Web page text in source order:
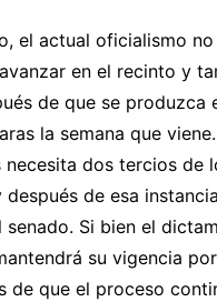
el actual oficialismo
en el recinto y
de que se produzca
la semana que
necesita dos tercios de
de esa
senado. Si bien el
su vigencia
de que el proceso